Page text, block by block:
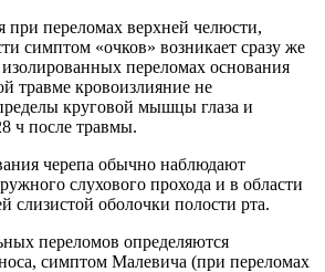
при переломах верхней челюсти,
симптом «очков» возникает сразу же
переломах основания
травме кровоизлияние не
круговой мышцы глаза и
ч после травмы.
черепа обычно наблюдают
слухового прохода и в области
слизистой оболочки полости рта.
переломов определяются
симптом Малевича (при переломах